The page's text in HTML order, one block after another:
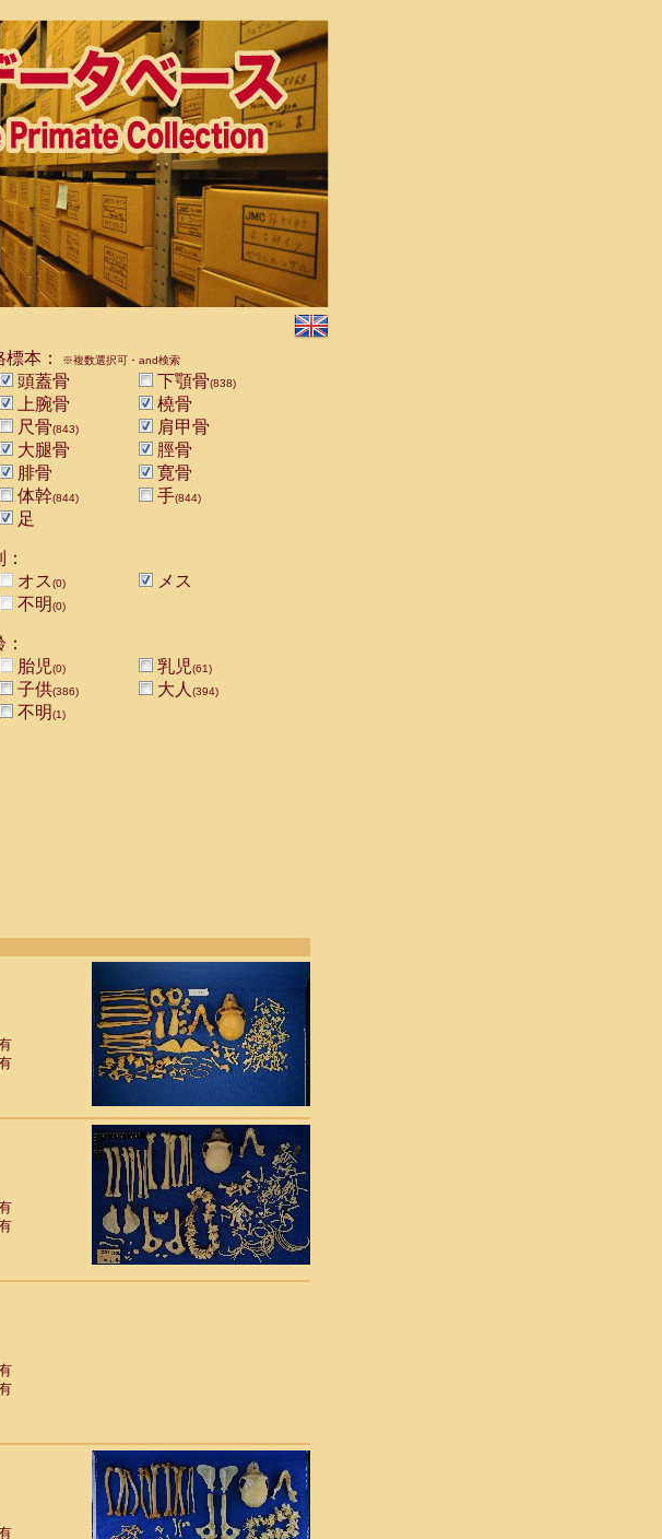
本： ※複数選択可・and検索
頭蓋骨 下顎骨(838)
上腕骨
橈骨
尺骨(843)
肩甲骨
大腿骨
脛骨
腓骨
寛骨
体幹(844) 手(844)
足
オス(0)
メス
不明(0)
胎児(0) 乳児(61)
子供(386) 大人 (394)
不明(1)